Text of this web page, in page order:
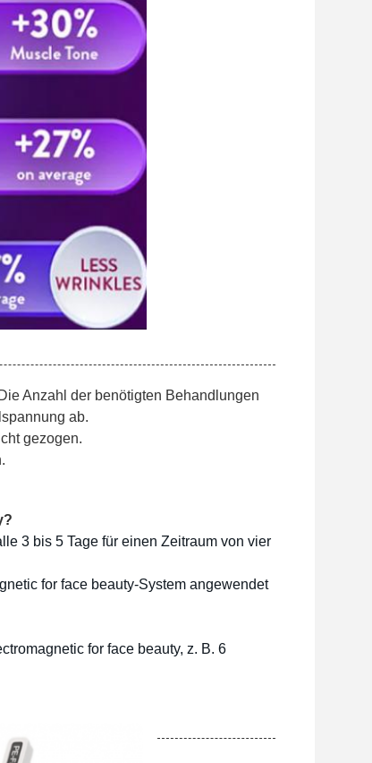
Anzahl der benötigten Behandlungen
ab.
gezogen.
3 bis 5 Tage für einen Zeitraum von vier
for face beauty-System angewendet
for face beauty, z. B. 6